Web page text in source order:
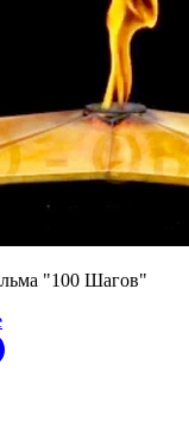
"100 Шагов"